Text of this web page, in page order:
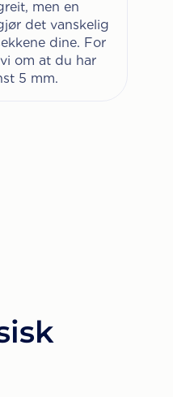
men en
det vanskelig
dine. For
om at du har
5 mm.